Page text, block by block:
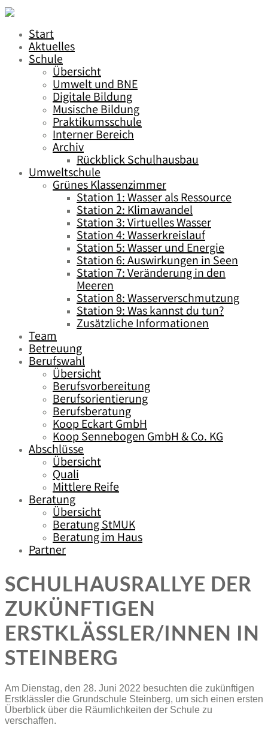
Start
Aktuelles
Schule
Übersicht
Umwelt und BNE
Digitale Bildung
Musische Bildung
Praktikumsschule
Interner Bereich
Archiv
Rückblick Schulhausbau
Umweltschule
Grünes Klassenzimmer
Station 1: Wasser als Ressource
Station 2: Klimawandel
Station 3: Virtuelles Wasser
Station 4: Wasserkreislauf
Station 5: Wasser und Energie
Station 6: Auswirkungen in Seen
Station 7: Veränderung in den
Meeren
Station 8: Wasserverschmutzung
Station 9: Was kannst du tun?
Zusätzliche Informationen
Team
Betreuung
Berufswahl
Übersicht
Berufsvorbereitung
Berufsorientierung
Berufsberatung
Koop Eckart GmbH
Koop Sennebogen GmbH & Co. KG
Abschlüsse
Übersicht
Quali
Mittlere Reife
Beratung
Übersicht
Beratung StMUK
Beratung im Haus
Partner
SCHULHAUSRALLYE DER
ZUKÜNFTIGEN
ERSTKLÄSSLER/INNEN IN
STEINBERG
Am Dienstag, den 28. Juni 2022 besuchten die zukünftigen
Erstklässler die Grundschule Steinberg, um sich einen ersten
Überblick über die Räumlichkeiten der Schule zu
verschaffen.